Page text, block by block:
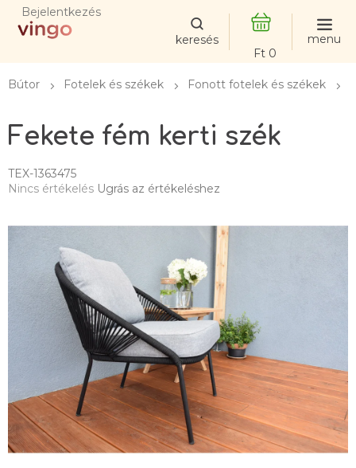
UgrásBejelentkezés
Bútor Fotelek és székek Fonott fotelek és székek
Fekete fém kerti szék
TEX-1363475
A
Nincs értékelés Ugrás az értékeléshez